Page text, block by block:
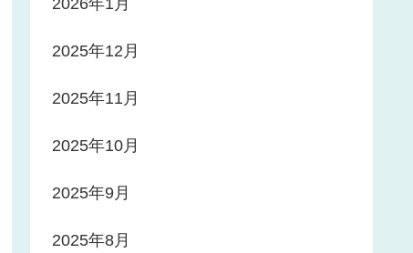
2026年1月
2025年12月
2025年11月
2025年10月
2025年9月
2025年8月